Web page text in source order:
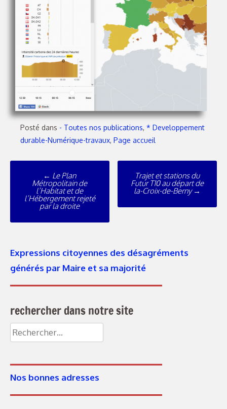
Posté dans - Toutes nos publications, * Developpement
durable-Numérique-travaux, Page accueil
← Le Plan
Métropolitain de
l’Habitat et de
l’Hébergement rejeté
par la droite
Trajet et stations du
Futur T10 au départ de
la-Croix-de-Berny →
Expressions citoyennes des désagréments
générés par Maire et sa majorité
rechercher dans notre site
Nos bonnes adresses